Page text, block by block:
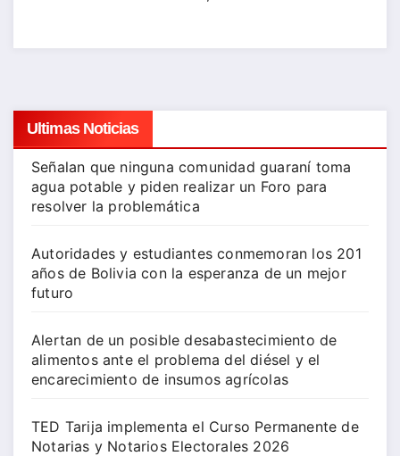
Ultimas Noticias
Señalan que ninguna comunidad guaraní toma
agua potable y piden realizar un Foro para
resolver la problemática
Autoridades y estudiantes conmemoran los 201
años de Bolivia con la esperanza de un mejor
futuro
Alertan de un posible desabastecimiento de
alimentos ante el problema del diésel y el
encarecimiento de insumos agrícolas
TED Tarija implementa el Curso Permanente de
Notarias y Notarios Electorales 2026